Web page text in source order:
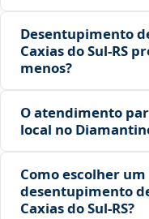
Desentupimento
Caxias do Sul‑RS
menos?
O atendimento
local no
Como escolher
desentupimento
Caxias do Sul‑RS?